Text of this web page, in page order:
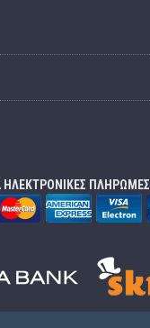
ΗΛΕΚΤΡΟΝΙΚΕΣ ΠΛΗΡΩΜΕΣ